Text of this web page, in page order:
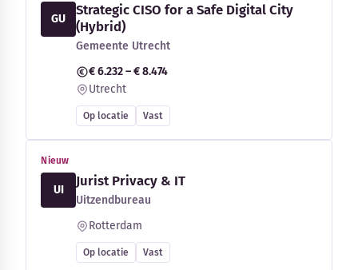
GU
Strategic CISO for a Safe Digital City
(Hybrid)
Gemeente Utrecht
€ 6.232 – € 8.474
Utrecht
Op locatie Vast
Nieuw
UI
Jurist Privacy & IT
Uitzendbureau
Rotterdam
Op locatie Vast